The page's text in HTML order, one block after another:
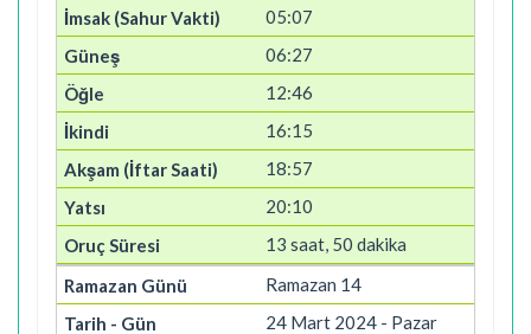
05:07
06:27
12:46
16:15
18:57
20:10
13 saat, 50 dakika
Ramazan 14
24 Mart 2024 - Pazar